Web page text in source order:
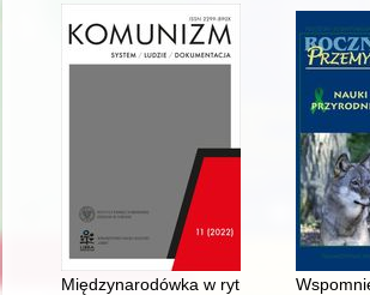
Międzynarodówka w rytmie kankana :